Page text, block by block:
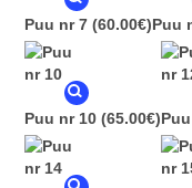
Puu nr 7 (60.00€)Puu
Puu nr 10 (65.00€)